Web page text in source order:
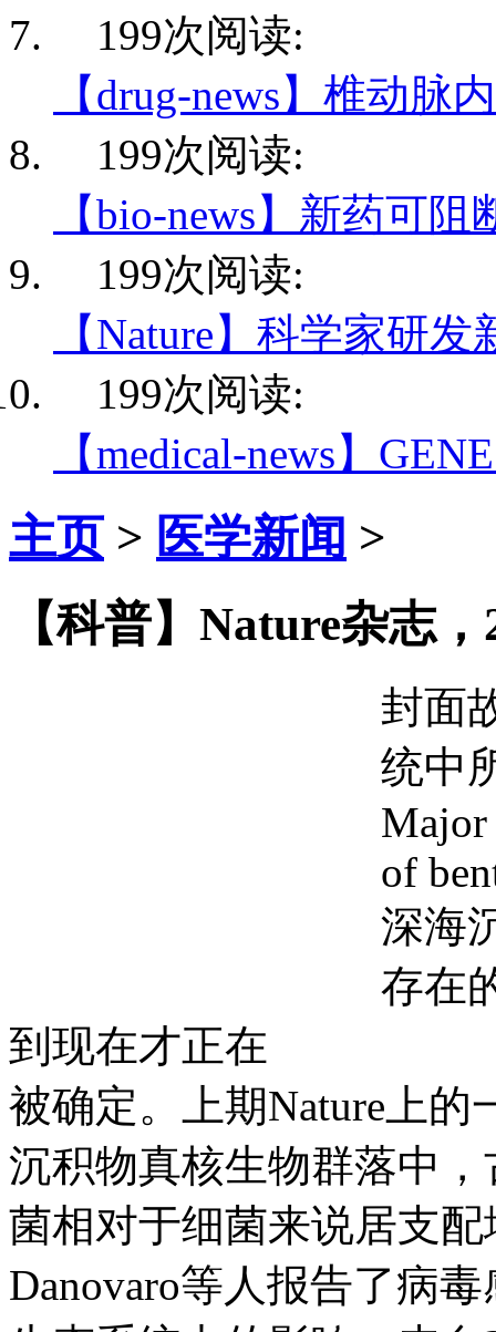
199次阅读:
【drug-news】椎动脉
199次阅读:
【bio-news】新药可阻
199次阅读:
【Nature】科学家研发
199次阅读:
【medical-news】
主页> 医学新闻 >
【科普】Nature杂志
封面
统中
Major
of
深海
存在
到现在才正在
被确定。上期Nature上
沉积物真核生物群落中，
菌相对于细菌来说居支
Danovaro等人报告了病